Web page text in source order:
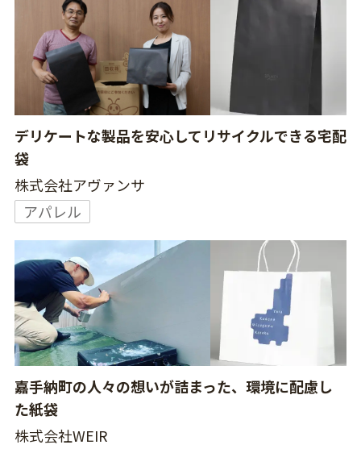
デリケートな製品を安心してリサイクルできる宅配
袋
株式会社アヴァンサ
アパレル
嘉手納町の人々の想いが詰まった、環境に配慮し
た紙袋
株式会社WEIR